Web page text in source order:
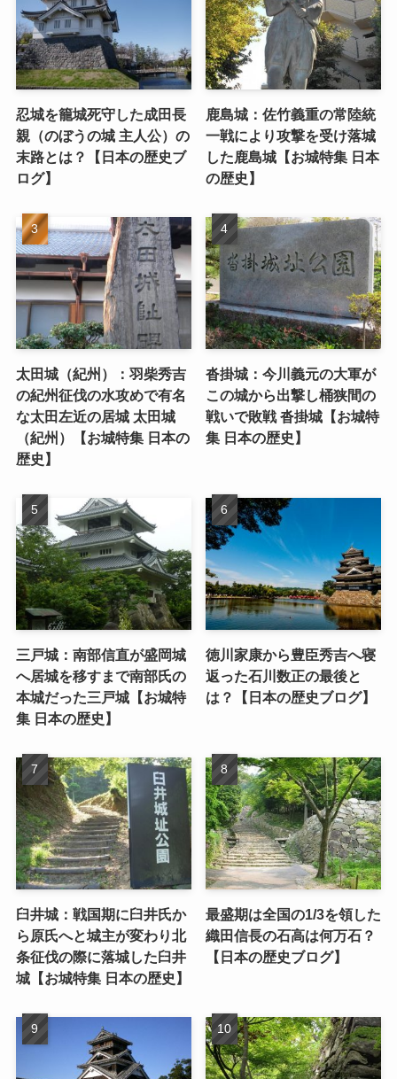
忍城を籠城死守した成田長
親（のぼうの城 主人公）の
末路とは？【日本の歴史ブ
ログ】
鹿島城：佐竹義重の常陸統
一戦により攻撃を受け落城
した鹿島城【お城特集 日本
の歴史】
太田城（紀州）：羽柴秀吉
の紀州征伐の水攻めで有名
な太田左近の居城 太田城
（紀州）【お城特集 日本の
歴史】
沓掛城：今川義元の大軍が
この城から出撃し桶狭間の
戦いで敗戦 沓掛城【お城特
集 日本の歴史】
三戸城：南部信直が盛岡城
へ居城を移すまで南部氏の
本城だった三戸城【お城特
集 日本の歴史】
徳川家康から豊臣秀吉へ寝
返った石川数正の最後と
は？【日本の歴史ブログ】
臼井城：戦国期に臼井氏か
ら原氏へと城主が変わり北
条征伐の際に落城した臼井
城【お城特集 日本の歴史】
最盛期は全国の1/3を領した
織田信長の石高は何万石？
【日本の歴史ブログ】